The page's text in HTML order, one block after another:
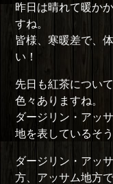
昨日は晴れて暖か
すね。
皆様、寒暖差で、
い！
先日も紅茶につい
色々ありますね。
ダージリン・アッ
地を表しているそう
ダージリン・アッ
方、アッサム地方